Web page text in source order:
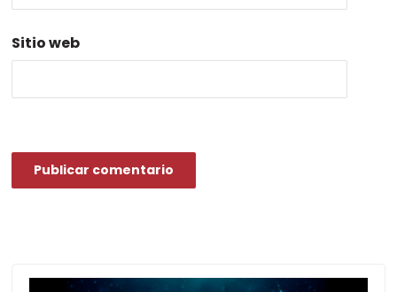
Sitio web